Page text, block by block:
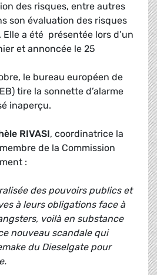
des risques, entre autres
son évaluation des risques
a été présentée lors d’un
et annoncée le 25
le bureau européen de
tire la sonnette d’alarme
inaperçu.
RIVASI, coordinatrice la
de la Commission
:
des pouvoirs publics et
à leurs obligations face à
voilà en substance
nouveau scandale qui
du Dieselgate pour